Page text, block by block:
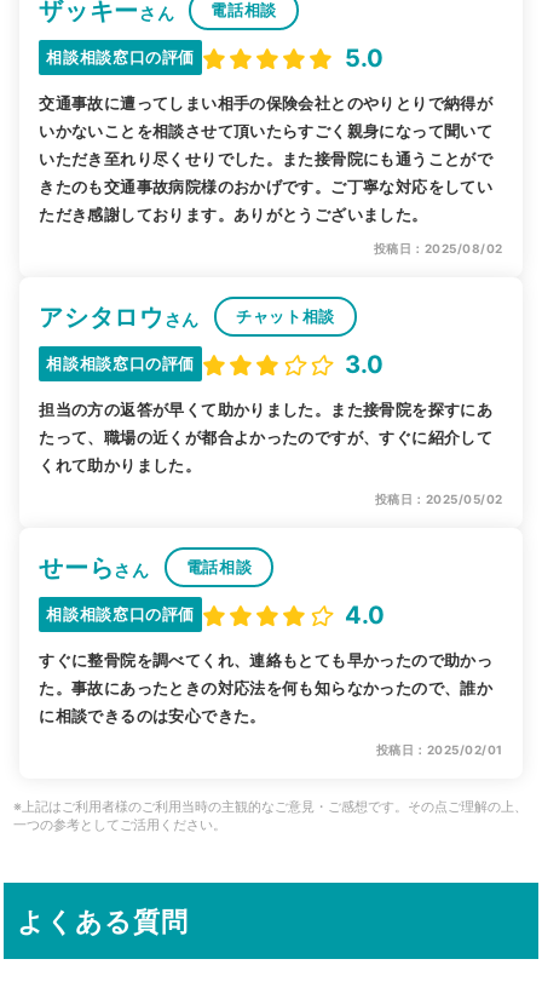
ザッキーさん 電話相談
相談相談窓口の評価 5.0
交通事故に遭ってしまい相手の保険会社とのやりとりで納得が
いかないことを相談させて頂いたらすごく親身になって聞いて
いただき至れり尽くせりでした。また接骨院にも通うことがで
きたのも交通事故病院様のおかげです。ご丁寧な対応をしてい
ただき感謝しております。ありがとうございました。
投稿日：2025/08/02
アシタロウ さん チャット相談
相談相談窓口の評価 3.0
担当の方の返答が早くて助かりました。また接骨院を探すにあ
たって、職場の近くが都合よかったのですが、すぐに紹介して
くれて助かりました。
投稿日：2025/05/02
せーらさん 電話相談
相談相談窓口の評価 4.0
すぐに整骨院を調べてくれ、連絡もとても早かったので助かっ
た。事故にあったときの対応法を何も知らなかったので、誰か
に相談できるのは安心できた。
投稿日：2025/02/01
※上記はご利用者様のご利用当時の主観的なご意見・ご感想です。その点ご理解の上、
一つの参考としてご活用ください。
よくある質問